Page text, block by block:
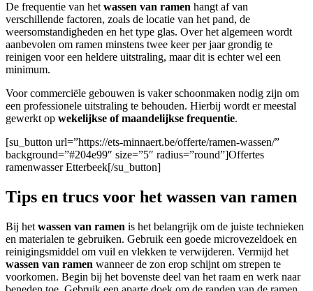
De frequentie van hetwassen van ramen hangt af van
verschillende factoren, zoals de locatie van het pand, de
weersomstandigheden en het type glas. Over het algemeen wordt
aanbevolen om ramen minstens twee keer per jaar grondig te
reinigen voor een heldere uitstraling, maar dit is echter wel een
minimum.
Voor commerciële gebouwen is vaker schoonmaken nodig zijn om
een professionele uitstraling te behouden. Hierbij wordt er meestal
gewerkt op wekelijkse of maandelijkse frequentie.
[su_button url=”https://ets-minnaert.be/offerte/ramen-wassen/”
background=”#204e99″ size=”5″ radius=”round”]Offertes
ramenwasser Etterbeek[/su_button]
Tips en trucs voor het wassen van ramen
Bij het wassen van ramen is het belangrijk om de juiste technieken
en materialen te gebruiken. Gebruik een goede microvezeldoek en
reinigingsmiddel om vuil en vlekken te verwijderen. Vermijd het
wassen van ramen wanneer de zon erop schijnt om strepen te
voorkomen. Begin bij het bovenste deel van het raam en werk naar